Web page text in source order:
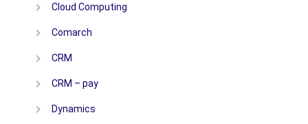
Cloud Computing
Comarch
CRM
CRM – pay
Dynamics